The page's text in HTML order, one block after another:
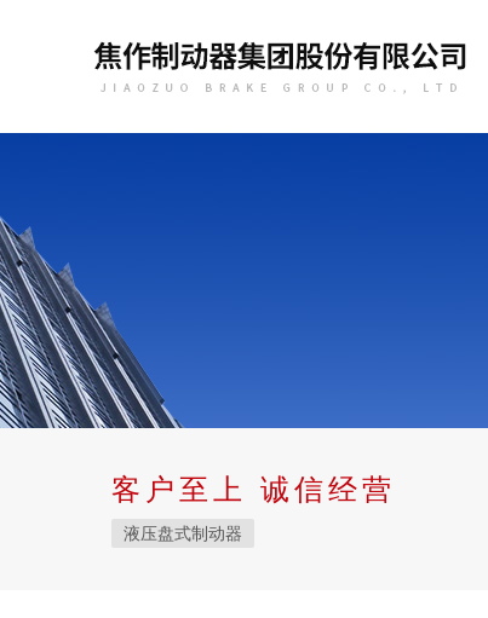
客户至上 诚信经营
液压盘式制动器